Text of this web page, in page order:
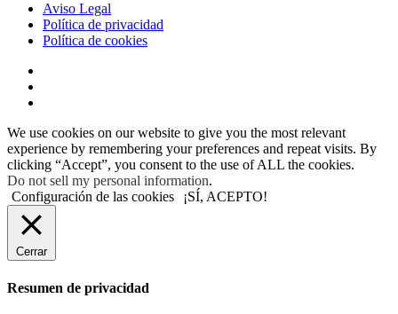
Aviso Legal
Política de privacidad
Política de cookies
We use cookies on our website to give you the most relevant
experience by remembering your preferences and repeat visits. By
clicking “Accept”, you consent to the use of ALL the cookies.
Do not sell my personal information.
Configuración de las cookies
¡SÍ, ACEPTO!
Cerrar
Resumen de privacidad